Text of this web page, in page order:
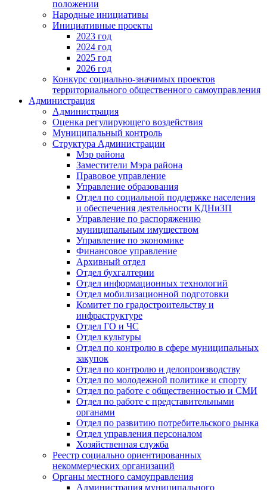
положении
Народные инициативы
Инициативные проекты
2023 год
2024 год
2025 год
2026 год
Конкурс социально-значимых проектов
территориального общественного самоуправления
Администрация
Администрация
Оценка регулирующего воздействия
Муниципальный контроль
Структура Администрации
Мэр района
Заместители Мэра района
Правовое управление
Управление образования
Отдел по социальной поддержке населения
и обеспечения деятельности КДНиЗП
Управление по распоряжению
муниципальным имуществом
Управление по экономике
Финансовое управление
Архивный отдел
Отдел бухгалтерии
Отдел информационных технологий
Отдел мобилизационной подготовки
Комитет по градостроительству и
инфраструктуре
Отдел ГО и ЧС
Отдел культуры
Отдел по контролю в сфере муниципальных
закупок
Отдел по контролю и делопроизводству
Отдел по молодежной политике и спорту
Отдел по работе с общественностью и СМИ
Отдел по работе с представительными
органами
Отдел по развитию потребительского рынка
Отдел управления персоналом
Хозяйственная служба
Реестр социально ориентированных
некоммерческих организаций
Органы местного самоуправления
Администрация муниципального